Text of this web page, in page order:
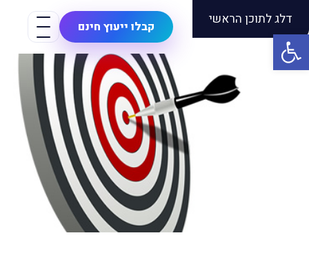
פתח סרגל נגישות
דלג לתוכן הראשי
SeoTarget קבלו ייעוץ חינם